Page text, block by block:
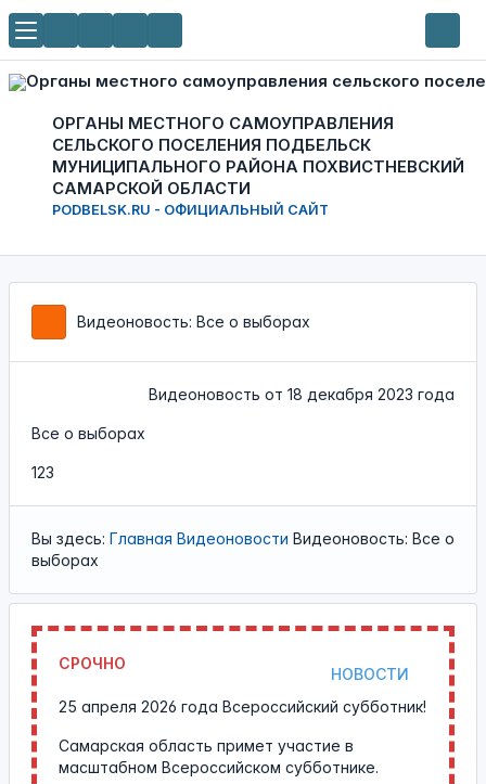
ОРГАНЫ МЕСТНОГО САМОУПРАВЛЕНИЯ
СЕЛЬСКОГО ПОСЕЛЕНИЯ ПОДБЕЛЬСК
МУНИЦИПАЛЬНОГО РАЙОНА ПОХВИСТНЕВСКИЙ
САМАРСКОЙ ОБЛАСТИ
PODBELSK.RU - ОФИЦИАЛЬНЫЙ САЙТ
Видеоновость: Все о выборах
Видеоновость от 18 декабря 2023 года
Все о выборах
123
Вы здесь: Главная Видеоновости Видеоновость: Все о
выборах
СРОЧНО
НОВОСТИ
25 апреля 2026 года Всероссийский субботник!
Самарская область примет участие в
масштабном Всероссийском субботнике.